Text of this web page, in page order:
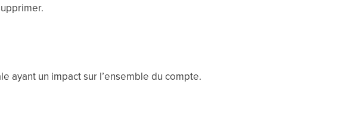
ayant un impact sur l’ensemble du compte.